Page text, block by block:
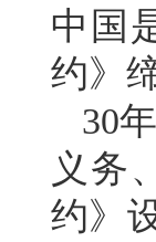
中国
约》
30
义务
约》